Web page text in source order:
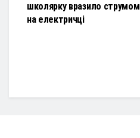
школярку вразило струмом
на електричці